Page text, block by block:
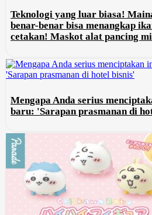
Teknologi yang luar biasa!
benar-benar bisa menangkap
cetakan! Maskot alat pancing
Mengapa Anda serius
baru: 'Sarapan prasmanan di